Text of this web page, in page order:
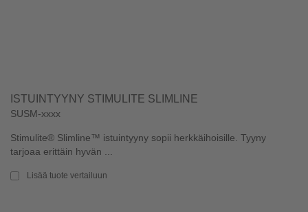
ISTUINTYYNY STIMULITE SLIMLINE
SUSM-xxxx
Stimulite® Slimline™ istuintyyny sopii herkkäihoisille. Tyyny
tarjoaa erittäin hyvän ...
Lisää tuote vertailuun